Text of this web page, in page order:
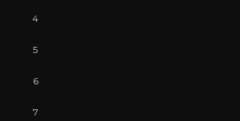
4
5
6
7